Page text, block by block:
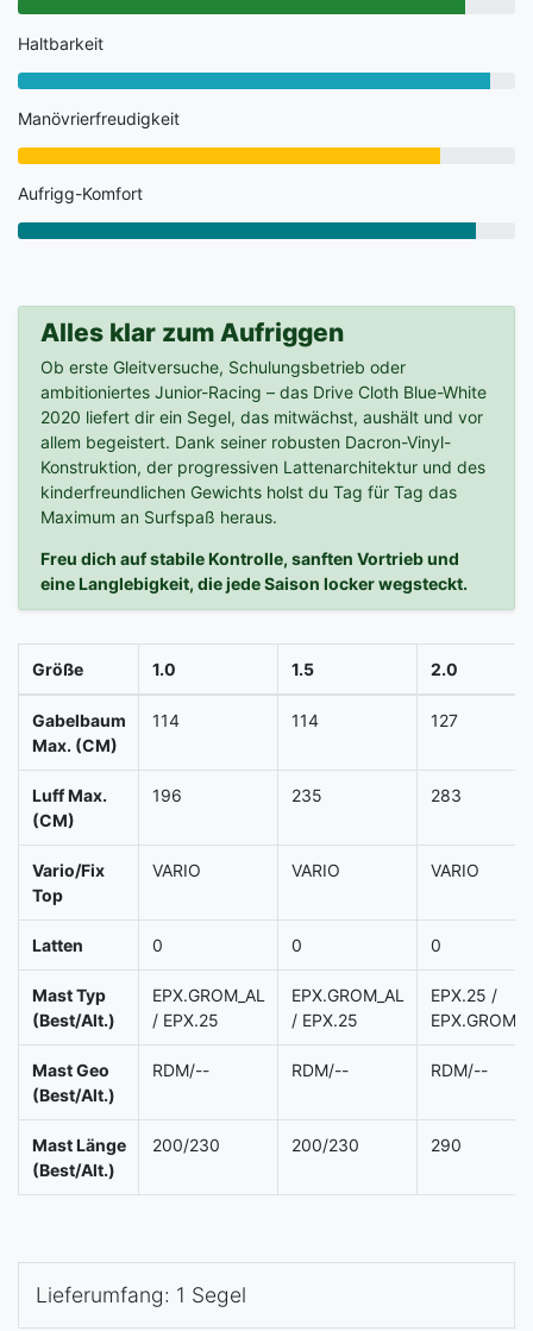
Haltbarkeit
Manövrierfreudigkeit
Aufrigg-Komfort
Alles klar zum Aufriggen
Ob erste Gleitversuche, Schulungsbetrieb oder
ambitioniertes Junior-Racing – das Drive Cloth Blue-White
2020 liefert dir ein Segel, das mitwächst, aushält und vor
allem begeistert. Dank seiner robusten Dacron-Vinyl-
Konstruktion, der progressiven Lattenarchitektur und des
kinderfreundlichen Gewichts holst du Tag für Tag das
Maximum an Surfspaß heraus.
Freu dich auf stabile Kontrolle, sanften Vortrieb und
eine Langlebigkeit, die jede Saison locker wegsteckt.
Größe 1.0 1.5 2.0
Gabelbaum
Max. (CM)
114 114 127
Luff Max.
(CM)
196 235 283
Vario/Fix
Top
VARIO VARIO VARIO
Latten 0 0 0
Mast Typ
(Best/Alt.)
EPX.GROM_AL
/ EPX.25
EPX.GROM_AL
/ EPX.25
EPX.25 /
Mast Geo
(Best/Alt.)
RDM/-- RDM/-- RDM/--
Mast Länge
(Best/Alt.)
200/230 200/230 290
Lieferumfang: 1 Segel